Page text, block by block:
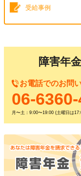
受給事例
障害年
お電話でのお問
06-
月〜土：9:00〜19:00 (土曜日は